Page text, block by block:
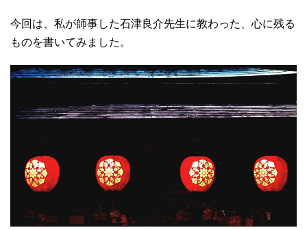
今回は、私が師事した石津良介先生に教わった、心に残る
ものを書いてみました。